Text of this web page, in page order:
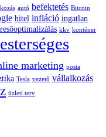
autó befektetés Bitcoin
hitel infláció ingatlan
kkv konténer
marketing posta
Tesla vezető vállalkozás
üzleti terv